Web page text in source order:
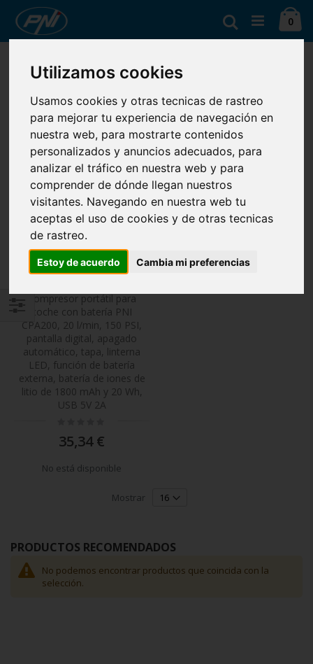
Utilizamos cookies
Usamos cookies y otras tecnicas de rastreo
para mejorar tu experiencia de navegación en
nuestra web, para mostrarte contenidos
personalizados y anuncios adecuados, para
analizar el tráfico en nuestra web y para
comprender de dónde llegan nuestros
visitantes. Navegando en nuestra web tu
aceptas el uso de cookies y de otras tecnicas
de rastreo.
Estoy de acuerdo Cambia mi preferencias
al
contenido
0
Buscar
Compresor portátil para
coche con batería PNI
CPA200, 20 l/min, 150 PSI,
pantalla digital, apagado
automático, tapa, linterna
LED, función de batería
externa, batería de iones de
litio de 1800 mAh y 20 Wh,
USB 5V 2A
35,34 €
No está disponible
Mostrar
Comprar
PRODUCTOS RECOMENDADOS
No podemos encontrar productos que coincida con la
selección.